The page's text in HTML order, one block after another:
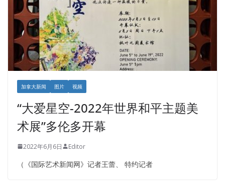
加拿大新闻 图片 视频
“大爱星空-2022年世界和平主题美
术展”多伦多开幕
2022年6月6日 Editor
（《国际艺术新闻网》记者王蕾、 特约记者